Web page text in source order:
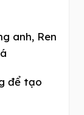
anh, Ren
để tạo